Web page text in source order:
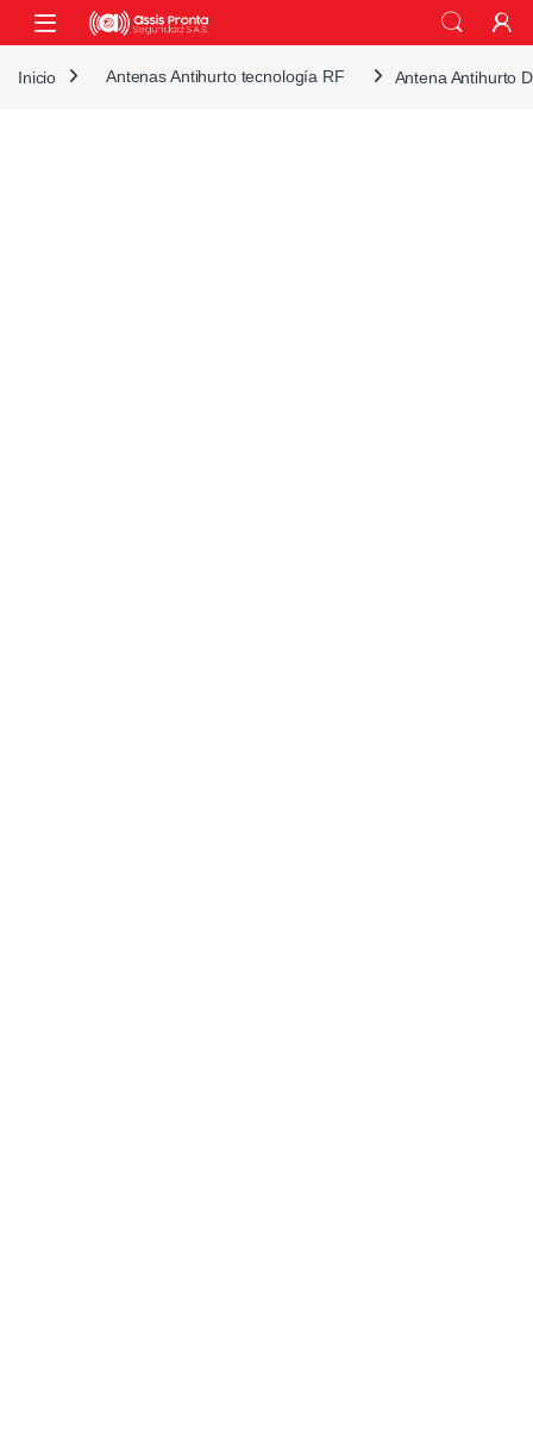
Skip to navigation
Skip to content
Inicio Antenas Antihurto tecnología RF Antena Antihurto